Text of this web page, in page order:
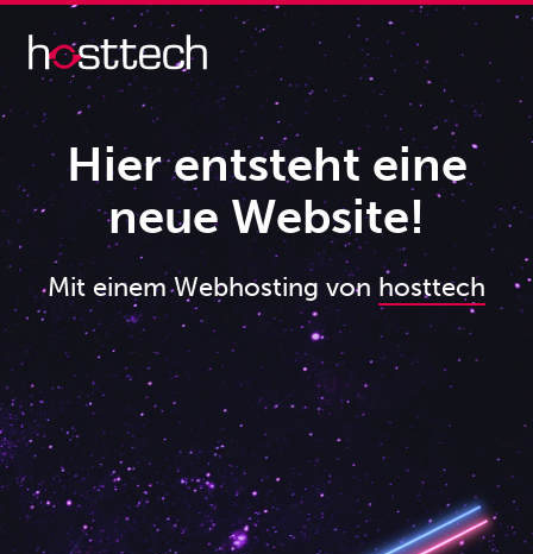
Hier entsteht eine
neue Website!
Mit einem Webhosting von hosttech